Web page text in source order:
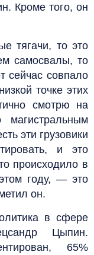
Кроме того, он
тягачи, то это
самосвалы, то
сейчас совпало
точке этих
смотрю на
эти грузовики
и это
происходило в
году, — это
он.
в сфере
Цыпин.
65%